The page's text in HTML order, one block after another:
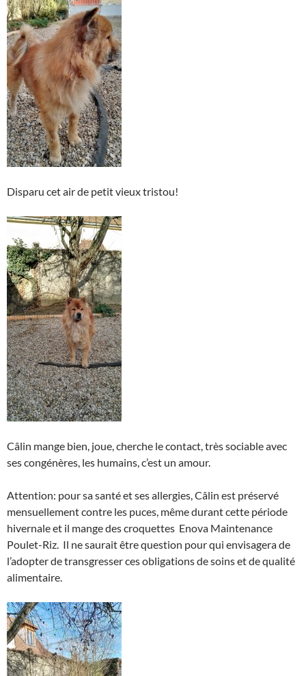
Disparu cet air de petit vieux tristou!
Câlin mange bien, joue, cherche le contact, très sociable avec
ses congénères, les humains, c’est un amour.
Attention: pour sa santé et ses allergies, Câlin est préservé
mensuellement contre les puces, même durant cette période
hivernale et il mange des croquettes Enova Maintenance
Poulet-Riz. Il ne saurait être question pour qui envisagera de
l’adopter de transgresser ces obligations de soins et de qualité
alimentaire.